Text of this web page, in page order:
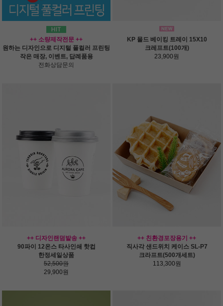
++ 소량제작전문 ++
원하는 디자인으로 디지털 풀컬러 프린팅
작은 매장, 이벤트, 답례품용
전화상담문의
KP 몰드 베이킹 트레이 15X10
크레프트(100개)
23,900원
++ 디자인랜덤발송 ++
90파이 12온스 타사인쇄 핫컵
한정세일상품
52,500원
29,900원
++ 친환경포장용기 ++
직사각 샌드위치 케이스 SL-P7
크라프트(500개세트)
113,300원